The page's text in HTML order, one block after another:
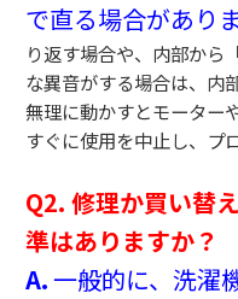
で直る場合がありま
り返す場合や、内部から
な異音がする場合は、内
無理に動かすとモーター
すぐに使用を中止し、プ
Q2. 修理か買い替
準はありますか？
A.一般的に、洗濯